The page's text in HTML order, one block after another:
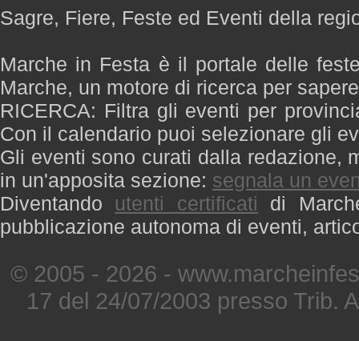
Sagre, Fiere, Feste ed Eventi della
Marche in Festa è il portale delle
Marche, un motore di ricerca per
RICERCA: Filtra gli eventi per
Con il calendario puoi selezionare gli
Gli eventi sono curati dalla redazione,
in un'apposita sezione: segnala un
Diventando utenti certificati di
pubblicazione autonoma di eventi,
© 2005 - 2026 -
17 del 24/07/2003 presso Trib.